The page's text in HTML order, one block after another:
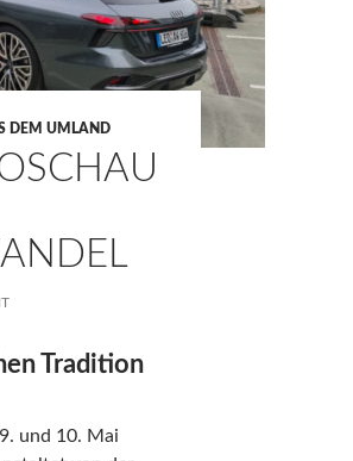
DEM UMLAND
Tradition
und 10. Mai